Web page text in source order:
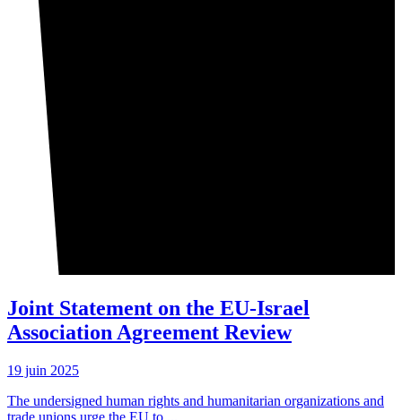
Joint Statement on the EU-Israel
Association Agreement Review
19 juin 2025
The undersigned human rights and humanitarian organizations and
trade unions urge the EU to ...